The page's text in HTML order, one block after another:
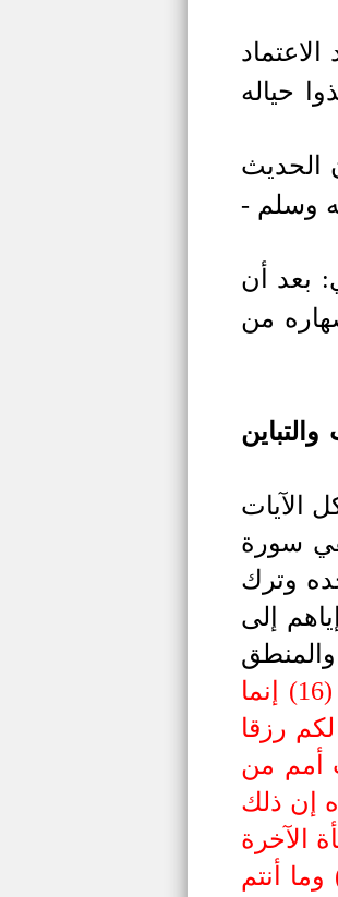
حياله
الحديث
وسلم -
بعد أن
من
الآيات
سورة
وترك
إلى
والمنطق
وإبراهيم إذ قال لقومه اعبدوا الله واتقوه ذلكم خير لكم إن كنتم تعلمون (16) إنما
رزقا
تكذبوا فقد كذب أمم من
ثم يعيده إن ذلك
الآخرة
كل شيء قدير (20) يعذب من يشاء ويرحم من يشاء وإليه تقلبون (21) وما أنتم